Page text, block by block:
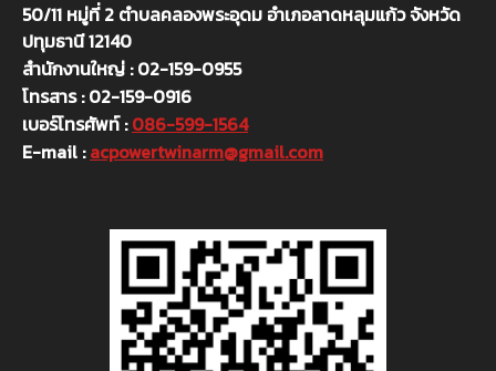
50/11 หมู่ที่ 2 ตำบลคลองพระอุดม อำเภอลาดหลุมแก้ว จังหวัด
ปทุมธานี 12140
สำนักงานใหญ่ : 02-159-0955
โทรสาร : 02-159-0916
เบอร์โทรศัพท์ :086-599-1564
E-mail :acpowertwinarm@gmail.com